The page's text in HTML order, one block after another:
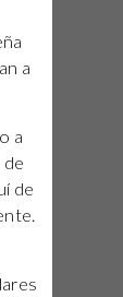
a
a
de